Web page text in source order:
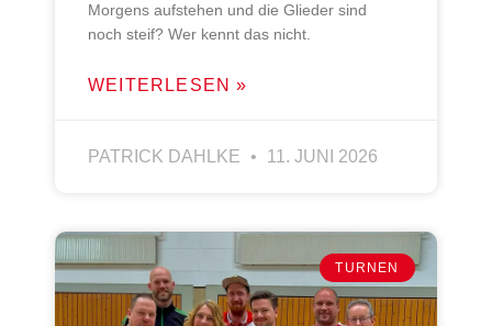
Morgens aufstehen und die Glieder sind
noch steif? Wer kennt das nicht.
WEITERLESEN »
PATRICK DAHLKE 11. JUNI 2026
TURNEN